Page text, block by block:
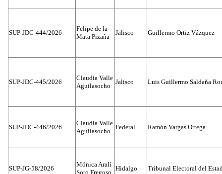
SUP-JDC-444/2026
Felipe de la
Mata Pizaña
Jalisco Guillermo Ortiz Vázquez
SUP-JDC-445/2026
Claudia Valle
Aguilasocho
Jalisco Luis Guillermo Saldaña
SUP-JDC-446/2026
Claudia Valle
Aguilasocho
Federal Ramón Vargas Ortega
SUP-JG-58/2026
Mónica Aralí
Soto Fregoso
Hidalgo Tribunal Electoral del